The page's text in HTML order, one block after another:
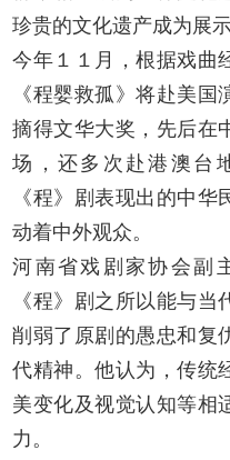
珍贵的文化遗产成为展
今年１１月，根据戏曲
《程婴救孤》将赴美
摘得文华大奖，先后在
场，还多次赴港澳台
《程》剧表现出的中
动着中外观众。
河南省戏剧家协会副
《程》剧之所以能与
削弱了原剧的愚忠和复
代精神。他认为，传统
美变化及视觉认知等相
力。